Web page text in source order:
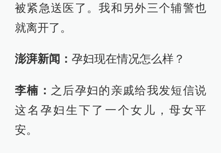
被紧急送医了。我和另外三个辅警也
就离开了。
澎湃新闻： 孕妇现在情况怎么样？
李楠： 之后孕妇的亲戚给我发短信说
这名孕妇生下了一个女儿，母女平
安。